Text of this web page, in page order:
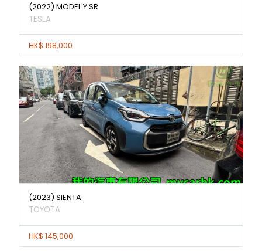
(2022) MODEL Y SR
TESLA
HK$ 198,000
(2023) SIENTA
TOYOTA
HK$ 145,000